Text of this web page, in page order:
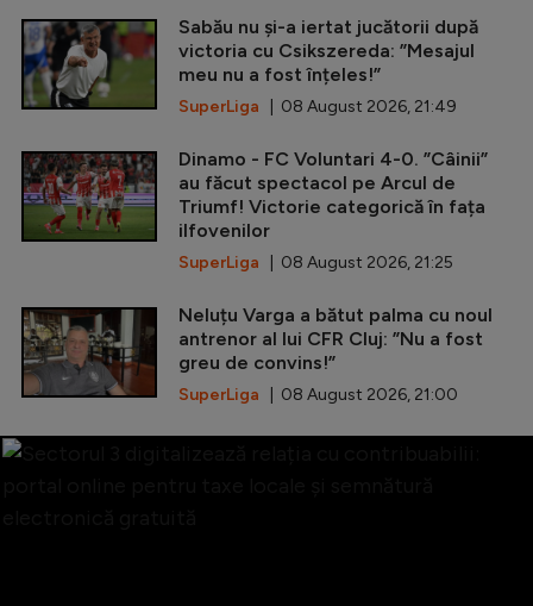
Sabău nu și-a iertat jucătorii după
victoria cu Csikszereda: ”Mesajul
meu nu a fost înțeles!”
SuperLiga | 08 August 2026, 21:49
Dinamo - FC Voluntari 4-0. ”Câinii”
au făcut spectacol pe Arcul de
Triumf! Victorie categorică în fața
ilfovenilor
SuperLiga | 08 August 2026, 21:25
Neluțu Varga a bătut palma cu noul
antrenor al lui CFR Cluj: ”Nu a fost
greu de convins!”
SuperLiga | 08 August 2026, 21:00